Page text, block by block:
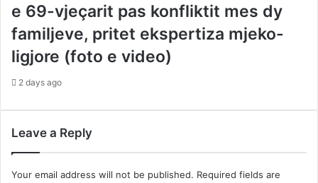
e 69-vjeçarit pas konfliktit mes dy
familjeve, pritet ekspertiza mjeko-
ligjore (foto e video)
2 days ago
Leave a Reply
Your email address will not be published. Required fields are